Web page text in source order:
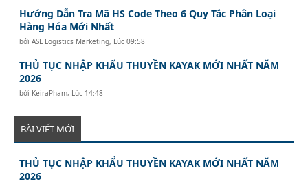
Hướng Dẫn Tra Mã HS Code Theo 6 Quy Tắc Phân Loại
Hàng Hóa Mới Nhất
bởiASL Logistics Marketing, Lúc 09:58
THỦ TỤC NHẬP KHẨU THUYỀN KAYAK MỚI NHẤT NĂM
2026
bởi KeiraPham, Lúc 14:48
BÀI VIẾT MỚI
THỦ TỤC NHẬP KHẨU THUYỀN KAYAK MỚI NHẤT NĂM
2026